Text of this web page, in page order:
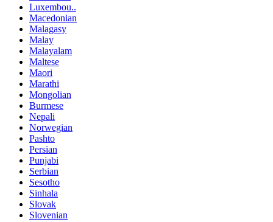
Luxembou..
Macedonian
Malagasy
Malay
Malayalam
Maltese
Maori
Marathi
Mongolian
Burmese
Nepali
Norwegian
Pashto
Persian
Punjabi
Serbian
Sesotho
Sinhala
Slovak
Slovenian